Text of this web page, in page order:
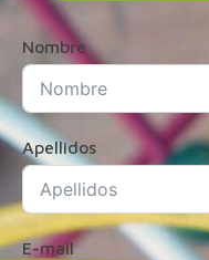
Nombre
Apellidos
E-mail